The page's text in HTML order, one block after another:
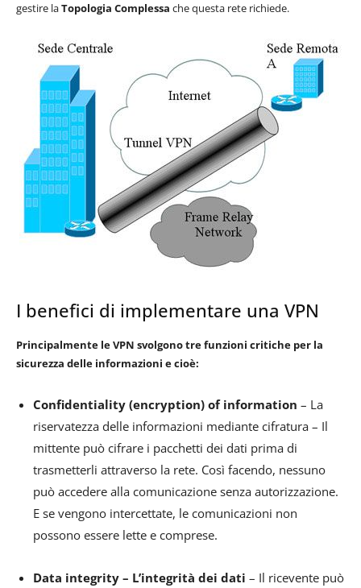
gestire laTopologia Complessa che questa rete richiede.
I benefici di implementare una VPN
Principalmente le VPN svolgono tre funzioni critiche per la
sicurezza delle informazioni e cioè:
Confidentiality (encryption) of information – La
riservatezza delle informazioni mediante cifratura – Il
mittente può cifrare i pacchetti dei dati prima di
trasmetterli attraverso la rete. Così facendo, nessuno
può accedere alla comunicazione senza autorizzazione.
E se vengono intercettate, le comunicazioni non
possono essere lette e comprese.
Data integrity – L’integrità dei dati – Il ricevente può